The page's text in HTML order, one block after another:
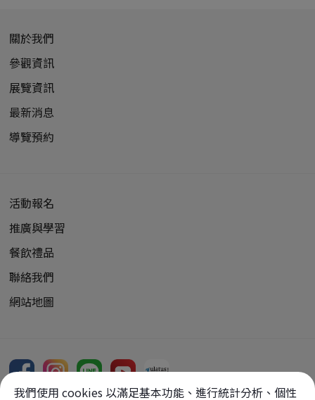
關於我們
參觀資訊
展覽資訊
最新消息
導覽預約
活動報名
推廣與學習
餐飲禮品
聯絡我們
網站地圖
我們使用 cookies 以滿足基本功能、進行統計分析、個性